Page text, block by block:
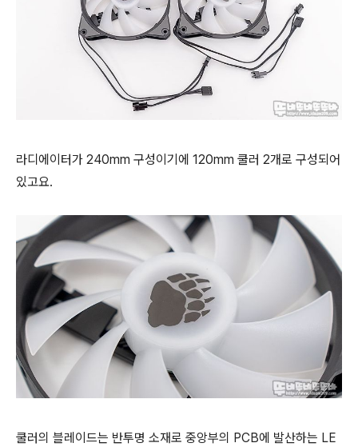
라디에이터가 240mm 구성이기에 120mm 쿨러 2개로 구성되어
있고요.
쿨러의 블레이드는 반투명 소재로 중앙부의 PCB에 발산하는 LE